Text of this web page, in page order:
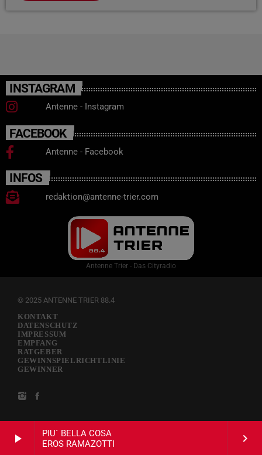
play_arrow
PIU´ BELLA COSA
EROS RAMAZOTTI
keyboard_arrow_right
INSTAGRAM
Antenne - Instagram
FACEBOOK
Antenne - Facebook
INFOS
redaktion@antenne-trier.com
Antenne Trier - Das Cityradio
© 2025 ANTENNE TRIER 88.4
KONTAKT
DATENSCHUTZ
IMPRESSUM
EMPFANG
RATGEBER
GEWINNSPIELRICHTLINIE
GEWINNER